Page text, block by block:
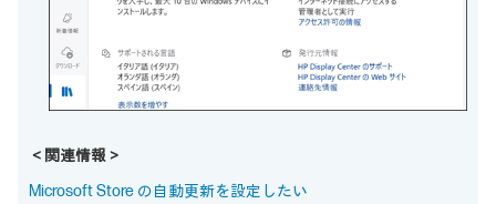
＜関連情報＞
Microsoft Store の自動更新を設定したい